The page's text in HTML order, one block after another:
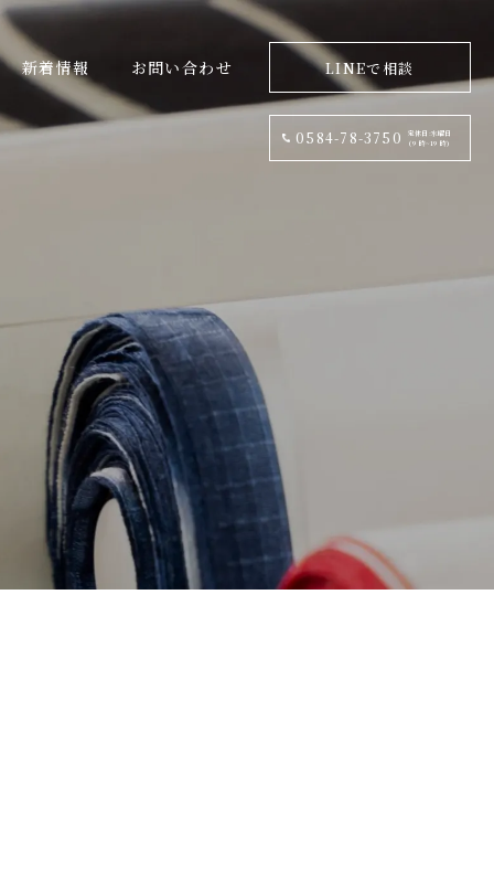
新着情報 お問い合わせ LINEで相談
0584-78-3750
定休日:水曜日
(9 時~19 時)